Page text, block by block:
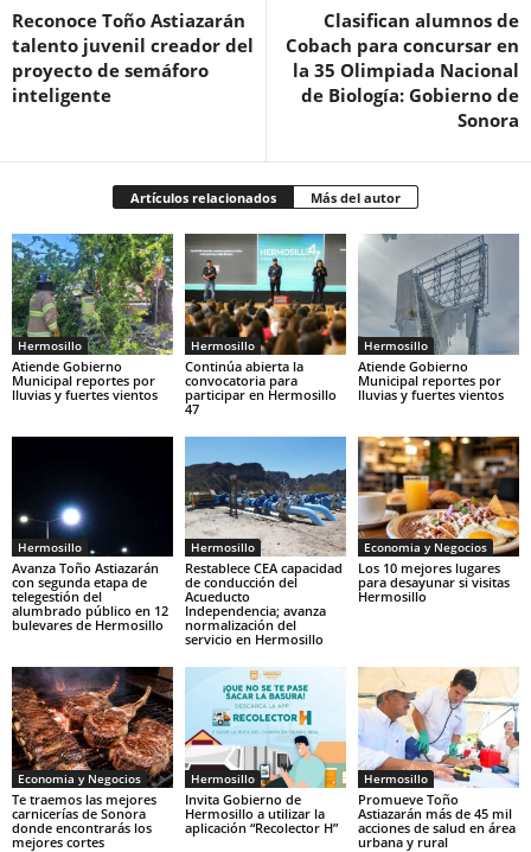
Reconoce Toño Astiazarán
talento juvenil creador del
proyecto de semáforo
inteligente
Clasifican alumnos de
Cobach para concursar en
la 35 Olimpiada Nacional
de Biología: Gobierno de
Sonora
Artículos relacionados Más del autor
Hermosillo
Atiende Gobierno
Municipal reportes por
lluvias y fuertes vientos
Hermosillo
Continúa abierta la
convocatoria para
participar en Hermosillo
47
Hermosillo
Atiende Gobierno
Municipal reportes por
lluvias y fuertes vientos
Hermosillo
Avanza Toño Astiazarán
con segunda etapa de
telegestión del
alumbrado público en 12
bulevares de Hermosillo
Hermosillo
Restablece CEA capacidad
de conducción del
Acueducto
Independencia; avanza
normalización del
servicio en Hermosillo
Economia y Negocios
Los 10 mejores lugares
para desayunar si visitas
Hermosillo
Economia y Negocios
Te traemos las mejores
carnicerías de Sonora
donde encontrarás los
mejores cortes
Hermosillo
Invita Gobierno de
Hermosillo a utilizar la
aplicación “Recolector H”
Hermosillo
Promueve Toño
Astiazarán más de 45 mil
acciones de salud en área
urbana y rural